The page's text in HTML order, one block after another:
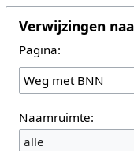
Verwijzingen
Pagina:
Naamruimte:
alle